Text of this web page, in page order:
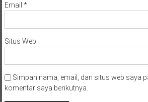
Email *
Situs Web
Simpan nama, email, dan situs web saya
komentar saya berikutnya.